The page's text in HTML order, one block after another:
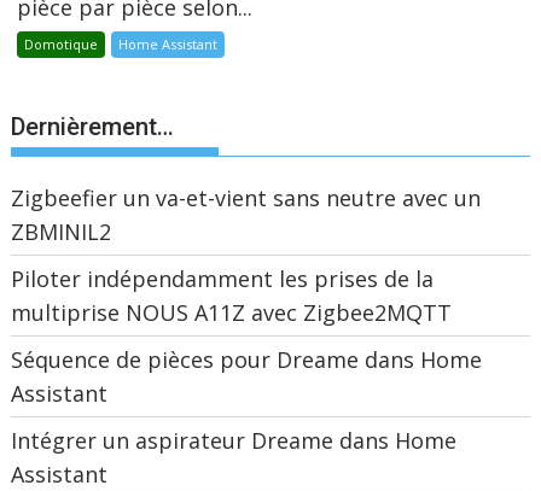
pièce par pièce selon...
Domotique Home Assistant
Dernièrement…
Zigbeefier un va-et-vient sans neutre avec un
ZBMINIL2
Piloter indépendamment les prises de la
multiprise NOUS A11Z avec Zigbee2MQTT
Séquence de pièces pour Dreame dans Home
Assistant
Intégrer un aspirateur Dreame dans Home
Assistant